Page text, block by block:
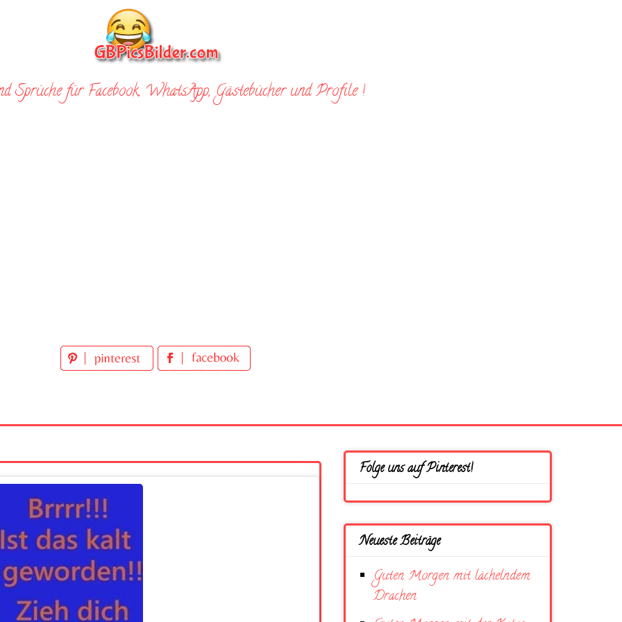
Sprüche für Facebook, WhatsApp, Gästebücher und Profile !
Folge uns auf Pinterest!
Neueste Beiträge
Guten Morgen mit lächelndem
Drachen